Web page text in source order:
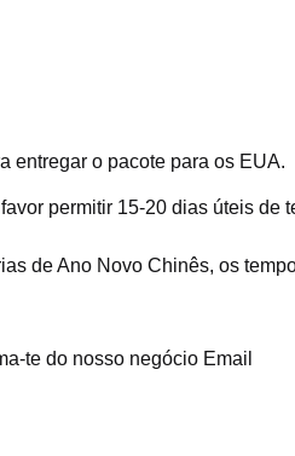
entregar o pacote para os EUA.
permitir 15-20 dias úteis de
de Ano Novo Chinês, os
te do nosso negócio Email